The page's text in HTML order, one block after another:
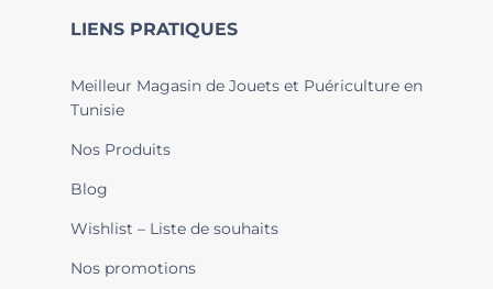
LIENS PRATIQUES
Meilleur Magasin de Jouets et Puériculture en
Tunisie
Nos Produits
Blog
Wishlist – Liste de souhaits
Nos promotions